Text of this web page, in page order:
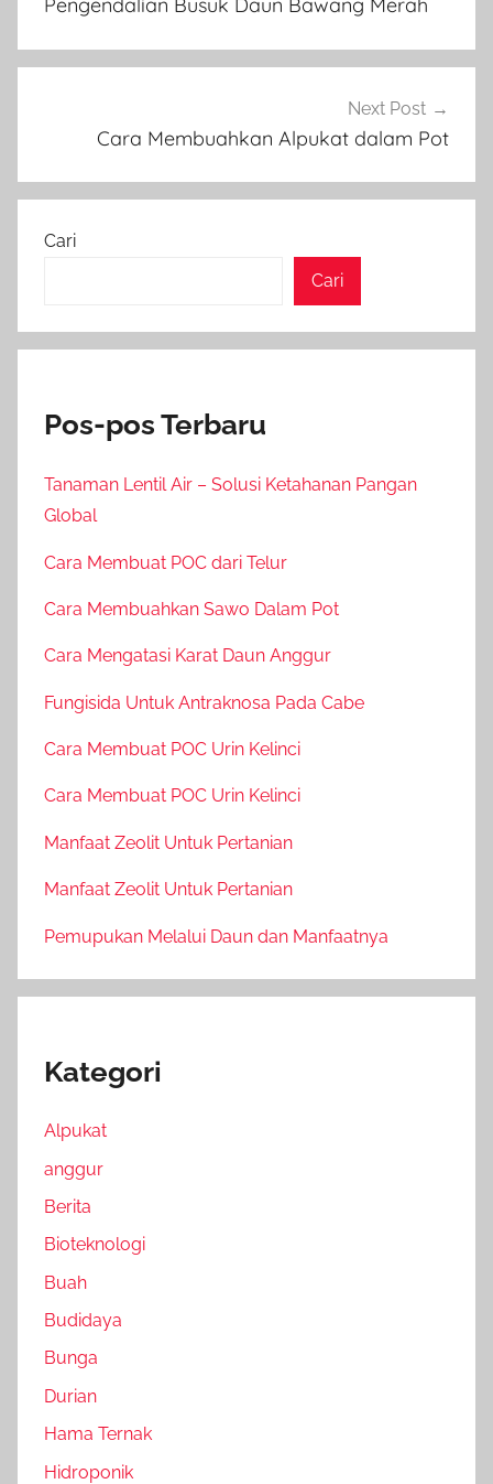
Pengendalian Busuk Daun Bawang Merah
Next Post
Cara Membuahkan Alpukat dalam Pot
Cari
Cari
Pos-pos Terbaru
Tanaman Lentil Air – Solusi Ketahanan Pangan
Global
Cara Membuat POC dari Telur
Cara Membuahkan Sawo Dalam Pot
Cara Mengatasi Karat Daun Anggur
Fungisida Untuk Antraknosa Pada Cabe
Cara Membuat POC Urin Kelinci
Cara Membuat POC Urin Kelinci
Manfaat Zeolit Untuk Pertanian
Manfaat Zeolit Untuk Pertanian
Pemupukan Melalui Daun dan Manfaatnya
Kategori
Alpukat
anggur
Berita
Bioteknologi
Buah
Budidaya
Bunga
Durian
Hama Ternak
Hidroponik